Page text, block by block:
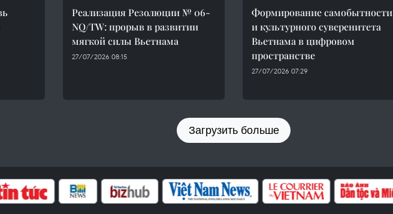
Реализация Резолюции № 06-
NQ/TW: прорыв в развитии
мягкой силы Вьетнама
27/07/2026 08:15
Формирование самобытности
и культурного суверенитета
Вьетнама в цифровом
пространстве
27/07/2026 07:29
Загрузить больше